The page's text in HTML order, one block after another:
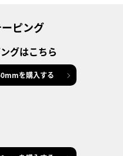
ピング
グはこちら
を購入する